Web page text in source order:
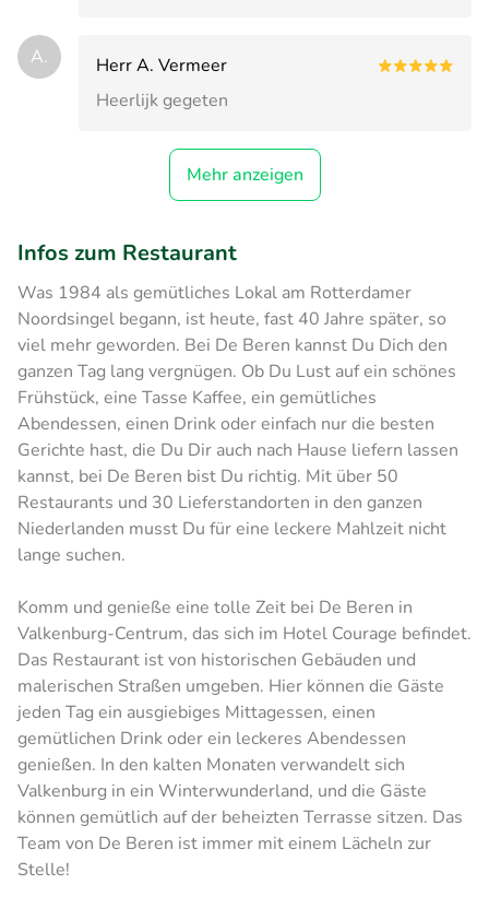
A.
Herr A. Vermeer
Heerlijk gegeten
Mehr anzeigen
Infos zum Restaurant
Was 1984 als gemütliches Lokal am Rotterdamer
Noordsingel begann, ist heute, fast 40 Jahre später, so
viel mehr geworden. Bei De Beren kannst Du Dich den
ganzen Tag lang vergnügen. Ob Du Lust auf ein schönes
Frühstück, eine Tasse Kaffee, ein gemütliches
Abendessen, einen Drink oder einfach nur die besten
Gerichte hast, die Du Dir auch nach Hause liefern lassen
kannst, bei De Beren bist Du richtig. Mit über 50
Restaurants und 30 Lieferstandorten in den ganzen
Niederlanden musst Du für eine leckere Mahlzeit nicht
lange suchen.
Komm und genieße eine tolle Zeit bei De Beren in
Valkenburg-Centrum, das sich im Hotel Courage befindet.
Das Restaurant ist von historischen Gebäuden und
malerischen Straßen umgeben. Hier können die Gäste
jeden Tag ein ausgiebiges Mittagessen, einen
gemütlichen Drink oder ein leckeres Abendessen
genießen. In den kalten Monaten verwandelt sich
Valkenburg in ein Winterwunderland, und die Gäste
können gemütlich auf der beheizten Terrasse sitzen. Das
Team von De Beren ist immer mit einem Lächeln zur
Stelle!